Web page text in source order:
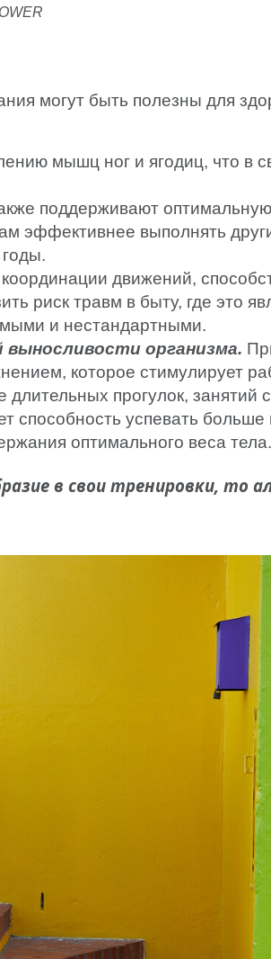
могут быть полезны для
мышц ног и ягодиц, что в
поддерживают
эффективнее выполнять
движений,
риск травм в быту, где это
и нестандартными.
организма.
которое стимулирует
прогулок, занятий
способность успевать
оптимального веса тела.
в свои тренировки, то